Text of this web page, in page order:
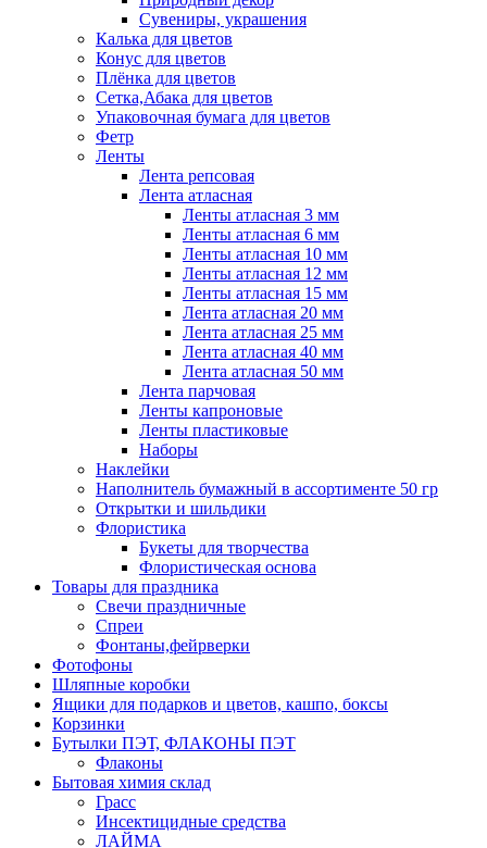
Сувениры, украшения
Калька для цветов
Конус для цветов
Плёнка для цветов
Сетка,Абака для цветов
Упаковочная бумага для цветов
Фетр
Ленты
Лента репсовая
Лента атласная
Ленты атласная 3 мм
Ленты атласная 6 мм
Ленты атласная 10 мм
Ленты атласная 12 мм
Ленты атласная 15 мм
Лента атласная 20 мм
Лента атласная 25 мм
Лента атласная 40 мм
Лента атласная 50 мм
Лента парчовая
Ленты капроновые
Ленты пластиковые
Наборы
Наклейки
Наполнитель бумажный в ассортименте 50 гр
Открытки и шильдики
Флористика
Букеты для творчества
Флористическая основа
Товары для праздника
Свечи праздничные
Спреи
Фонтаны,фейрверки
Фотофоны
Шляпные коробки
Ящики для подарков и цветов, кашпо, боксы
Корзинки
Бутылки ПЭТ, ФЛАКОНЫ ПЭТ
Флаконы
Бытовая химия склад
Грасс
Инсектицидные средства
ЛАЙМА